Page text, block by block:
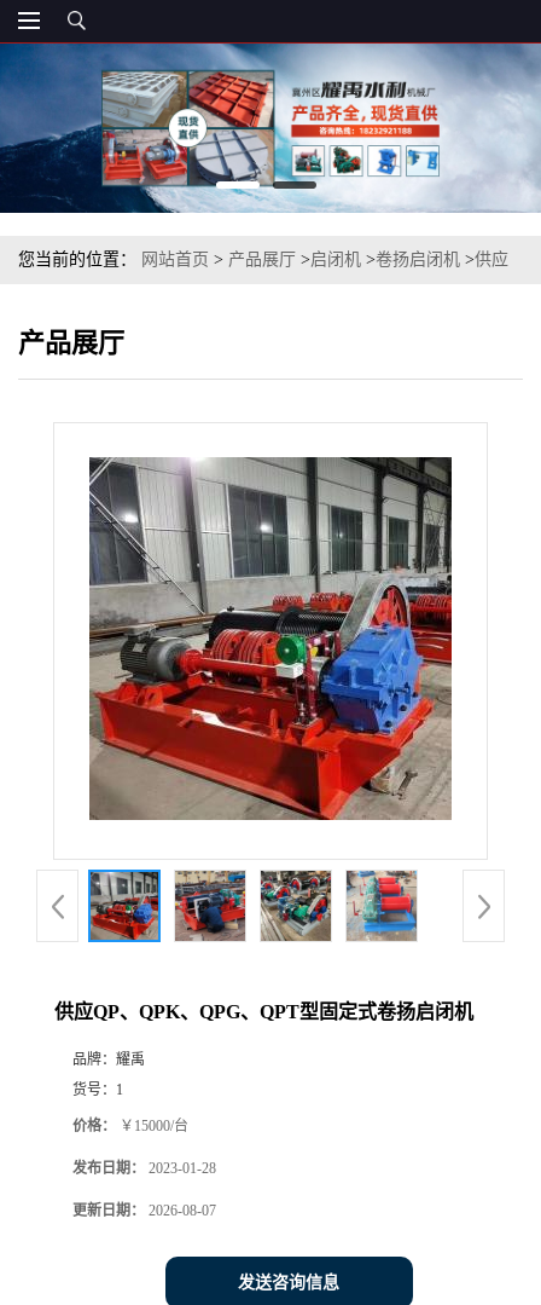
您当前的位置： 网站首页 > 产品展厅 >启闭机 >卷扬启闭机 >供应
产品展厅
供应QP、QPK、QPG、QPT型固定式卷扬启闭机
品牌： 耀禹
货号： 1
价格： ￥15000/台
发布日期： 2023-01-28
更新日期： 2026-08-07
发送咨询信息